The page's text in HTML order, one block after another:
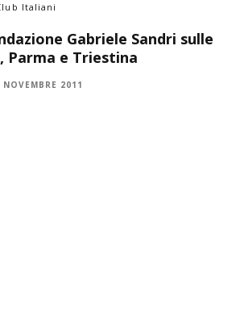
Italiani
Gabriele Sandri sulle
Parma e Triestina
NOVEMBRE 2011